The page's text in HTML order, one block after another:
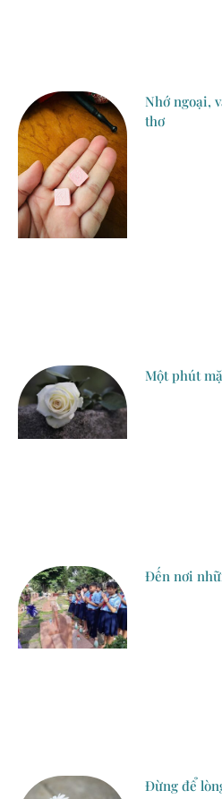
Nhớ ngoại,
thơ
Một phút
Đến nơi
Đừng để